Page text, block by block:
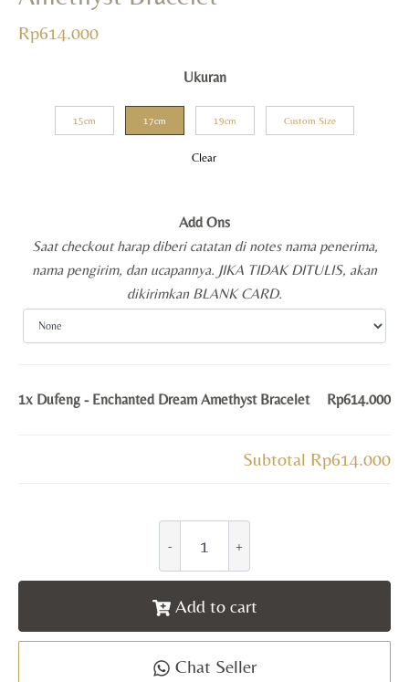
Rp614.000
Ukuran
15cm 17cm 19cm Custom Size
Clear
Add Ons
Saat checkout harap diberi catatan di notes nama penerima,
nama pengirim, dan ucapannya. JIKA TIDAK DITULIS, akan
dikirimkan BLANK CARD.
1x Dufeng - Enchanted Dream Amethyst Bracelet Rp614.000
Subtotal Rp614.000
Add to cart
Chat Seller